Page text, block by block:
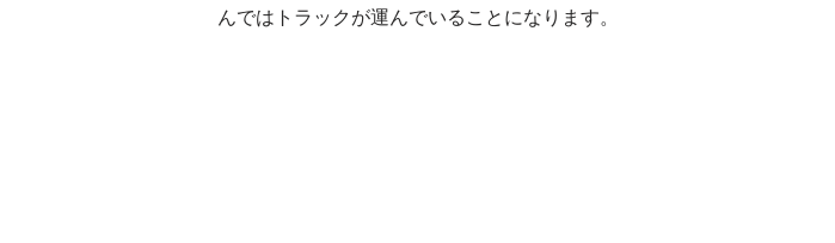
んではトラックが運んでいることになります。